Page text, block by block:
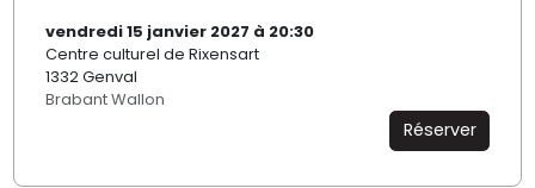
vendredi 15 janvier 2027 à 20:30
Centre culturel de Rixensart
1332 Genval
Brabant Wallon
Réserver